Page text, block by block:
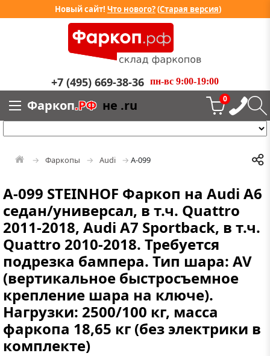
Новый сайт! Что нового?(Старая версия)
+7 (495) 669-38-36 пн-вс 9:00-19:00
Фаркоп.РФ не .ru 0
Фаркопы Audi A-099
A-099 STEINHOF Фаркоп на Audi A6
седан/универсал, в т.ч. Quattro
2011-2018, Audi A7 Sportback, в т.ч.
Quattro 2010-2018. Требуется
подрезка бампера. Тип шара: AV
(вертикальное быстросъемное
крепление шара на ключе).
Нагрузки: 2500/100 кг, масса
фаркопа 18,65 кг (без электрики в
комплекте)